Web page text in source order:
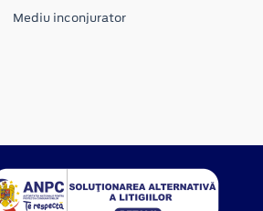
Mediu inconjurator